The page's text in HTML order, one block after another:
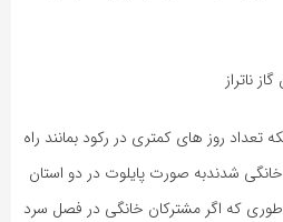
ناتراز
تعداد روز های کمتری در رکود بمانند راه
خانگی شدندبه صورت پایلوت در دو استان
طوری که اگر مشترکان خانگی در فصل سرد